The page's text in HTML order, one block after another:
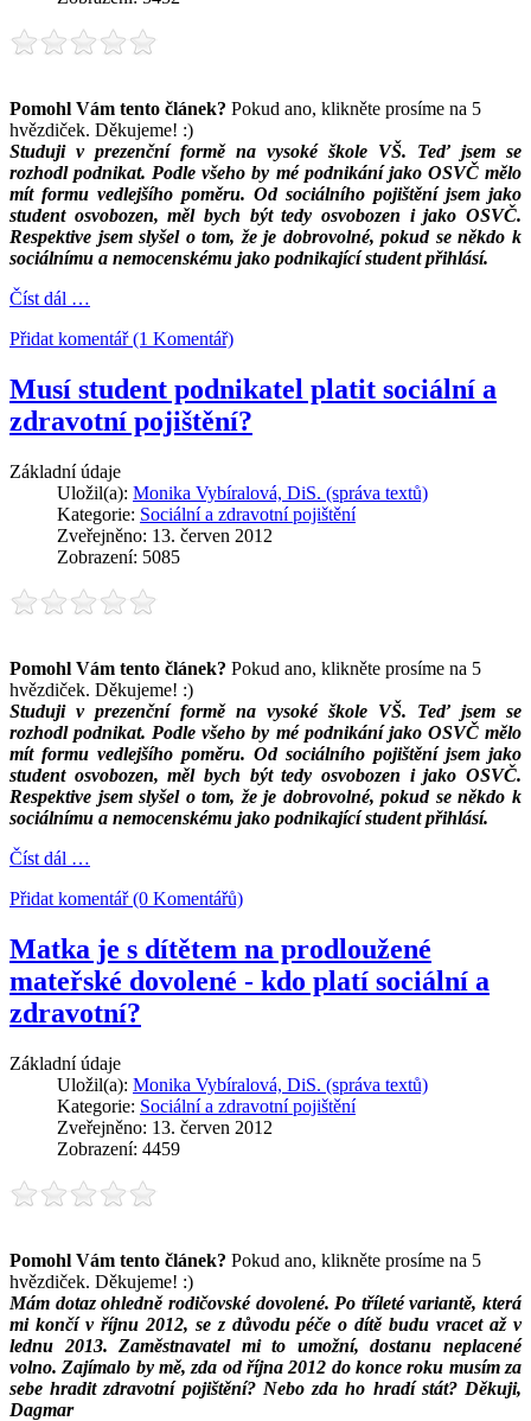
Pomohl Vám tento článek? Pokud ano, klikněte prosíme na 5
hvězdiček. Děkujeme! :)
Studuji v prezenční formě na vysoké škole VŠ. Teď jsem se
rozhodl podnikat. Podle všeho by mé podnikání jako OSVČ mělo
mít formu vedlejšího poměru. Od sociálního pojištění jsem jako
student osvobozen, měl bych být tedy osvobozen i jako OSVČ.
Respektive jsem slyšel o tom, že je dobrovolné, pokud se někdo k
sociálnímu a nemocenskému jako podnikající student přihlásí.
Číst dál …
Přidat komentář (1 Komentář)
Musí student podnikatel platit sociální a
zdravotní pojištění?
Základní údaje
Uložil(a): Monika Vybíralová, DiS. (správa textů)
Kategorie: Sociální a zdravotní pojištění
Zveřejněno: 13. červen 2012
Zobrazení: 5085
Pomohl Vám tento článek? Pokud ano, klikněte prosíme na 5
hvězdiček. Děkujeme! :)
Studuji v prezenční formě na vysoké škole VŠ. Teď jsem se
rozhodl podnikat. Podle všeho by mé podnikání jako OSVČ mělo
mít formu vedlejšího poměru. Od sociálního pojištění jsem jako
student osvobozen, měl bych být tedy osvobozen i jako OSVČ.
Respektive jsem slyšel o tom, že je dobrovolné, pokud se někdo k
sociálnímu a nemocenskému jako podnikající student přihlásí.
Číst dál …
Přidat komentář (0 Komentářů)
Matka je s dítětem na prodloužené
mateřské dovolené - kdo platí sociální a
zdravotní?
Základní údaje
Uložil(a): Monika Vybíralová, DiS. (správa textů)
Kategorie: Sociální a zdravotní pojištění
Zveřejněno: 13. červen 2012
Zobrazení: 4459
Pomohl Vám tento článek? Pokud ano, klikněte prosíme na 5
hvězdiček. Děkujeme! :)
Mám dotaz ohledně rodičovské dovolené. Po tříleté variantě, která
mi končí v říjnu 2012, se z důvodu péče o dítě budu vracet až v
lednu 2013. Zaměstnavatel mi to umožní, dostanu neplacené
volno. Zajímalo by mě, zda od října 2012 do konce roku musím za
sebe hradit zdravotní pojištění? Nebo zda ho hradí stát? Děkuji,
Dagmar